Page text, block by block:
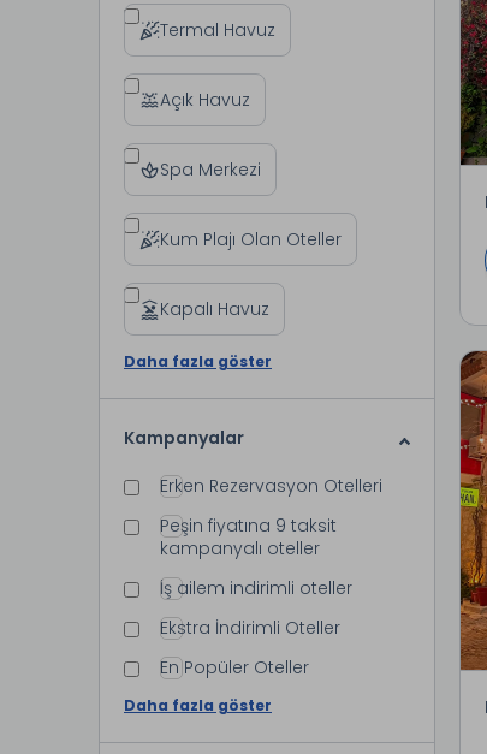
Termal Havuz
Açık Havuz
Spa Merkezi
Kum Plajı Olan Oteller
Kapalı Havuz
Daha fazla göster
Kampanyalar
Erken Rezervasyon Otelleri
Peşin fiyatına 9 taksit
kampanyalı oteller
İş ailem indirimli oteller
Ekstra İndirimli Oteller
En Popüler Oteller
Daha fazla göster